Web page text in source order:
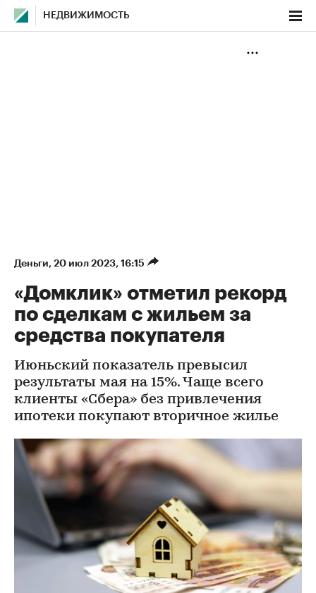
НЕДВИЖИМОСТЬ
Деньги⁠, 20 июл 2023, 16:15
«Домклик» отметил рекорд
по сделкам с жильем за
средства покупателя
Июньский показатель превысил
результаты мая на 15%. Чаще всего
клиенты «Сбера» без привлечения
ипотеки покупают вторичное жилье